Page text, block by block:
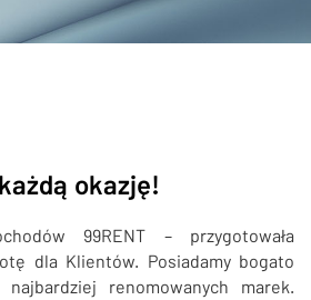
SZUKAJ
okazję!
99RENT – przygotowała
dla Klientów. Posiadamy bogato
renomowanych marek.